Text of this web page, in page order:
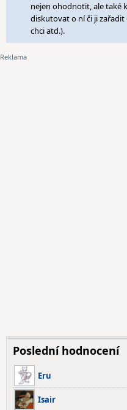
nejen ohodnotit, ale také
diskutovat o ní či ji
chci atd.).
Poslední hodnocení
Eru
Isair